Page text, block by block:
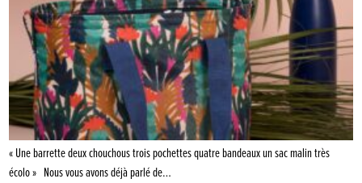
« Une barrette deux chouchous trois pochettes quatre bandeaux un sac malin très
écolo » Nous vous avons déjà parlé de…